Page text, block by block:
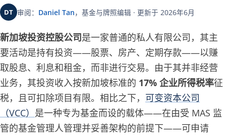
DT 审阅： Daniel Tan，基金与牌照编辑 · 更新于 2026年6月
新加坡投资控股公司是一家普通的私人有限公司，其主
要活动是持有投资——股票、房产、定期存款——以赚
取股息、利息和租金，而非进行交易。由于其并非经营
业务，其投资收入按新加坡标准的 17% 企业所得税率征
税，且可扣除项目有限。相比之下， 可变资本公司
（VCC） 是一种专为基金而设的载体——在由受 MAS 监
管的基金管理人管理并妥善架构的前提下——可申请